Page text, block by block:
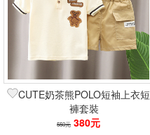
CUTE奶茶熊POLO短袖上衣短
褲套裝
550元 380元